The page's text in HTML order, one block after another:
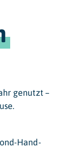
genutzt –
Hand-